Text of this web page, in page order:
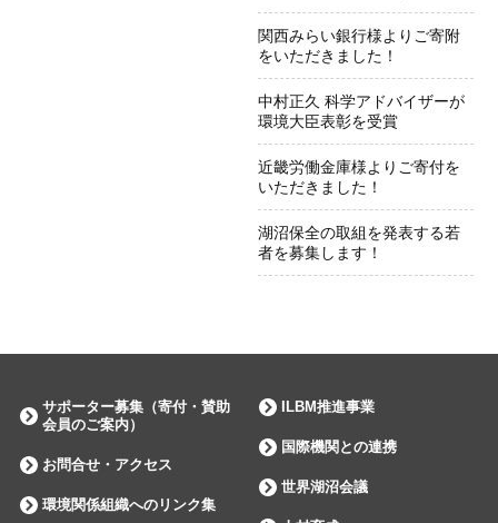
関西みらい銀行様よりご寄附
をいただきました！
中村正久 科学アドバイザーが
環境大臣表彰を受賞
近畿労働金庫様よりご寄付を
いただきました！
湖沼保全の取組を発表する若
者を募集します！
ILBM推進事業
国際機関との連携
世界湖沼会議
サポーター募集（寄付・賛助
会員のご案内）
お問合せ・アクセス
環境関係組織へのリンク集